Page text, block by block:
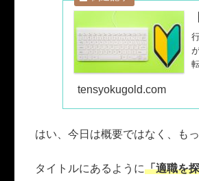
tensyokugold.com
はい、今日は概要ではなく、も
タイトルにあるように「適職を